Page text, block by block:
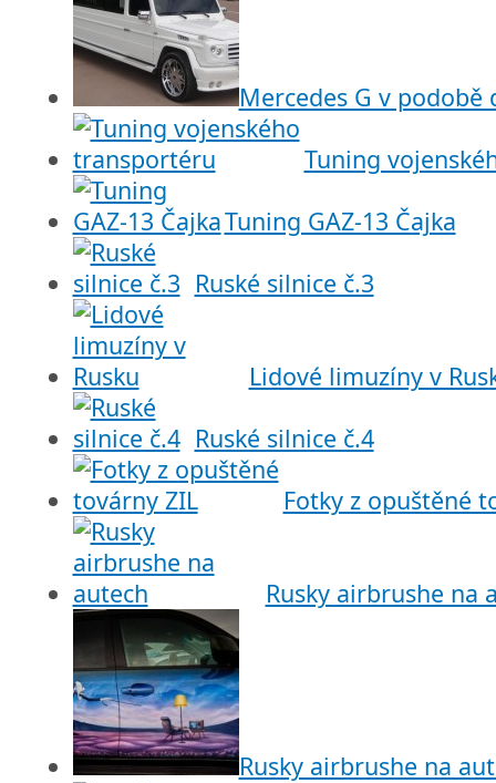
Mercedes G v
Tuning
Tuning GAZ-13 Čajka
Ruské silnice č.3
Lidové limuzíny v
Ruské silnice č.4
Fotky z opuštěné
Rusky airbrushe na
Rusky airbrushe na